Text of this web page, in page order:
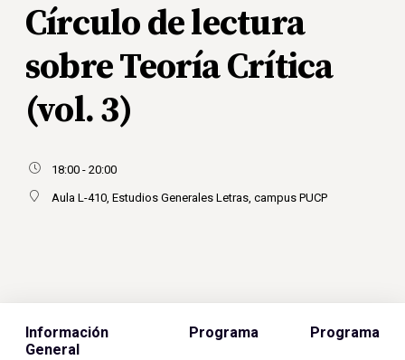
Círculo de lectura
sobre Teoría Crítica
(vol. 3)
18:00 - 20:00
Aula L-410, Estudios Generales Letras, campus PUCP
Información
General
Programa Programa